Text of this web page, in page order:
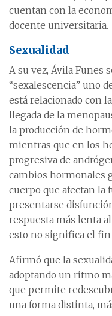
cuentan con la
docente universitaria.
Sexualidad
A su vez, Ávila Funes
“sexalescencia” uno
está relacionado con
llegada de la
la producción de
mientras que en los
progresiva de
cambios hormonales
cuerpo que afectan la
presentarse
respuesta más lenta
esto no significa el fin
Afirmó que la
adoptando un ritmo
que permite
una forma distinta,